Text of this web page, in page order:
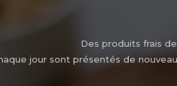
Des produits frais
jour sont présentés de